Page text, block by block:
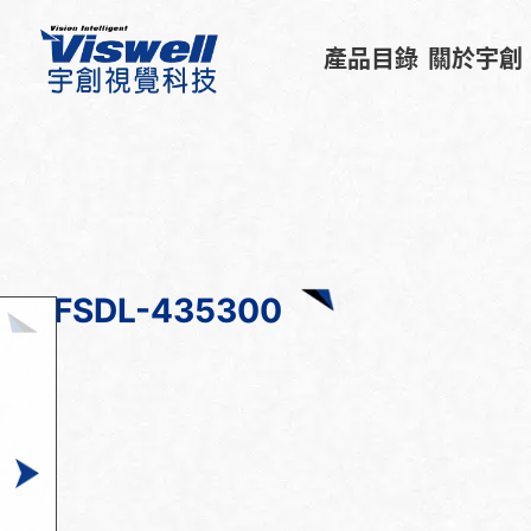
產品目錄 關於宇創
FSDL-435300